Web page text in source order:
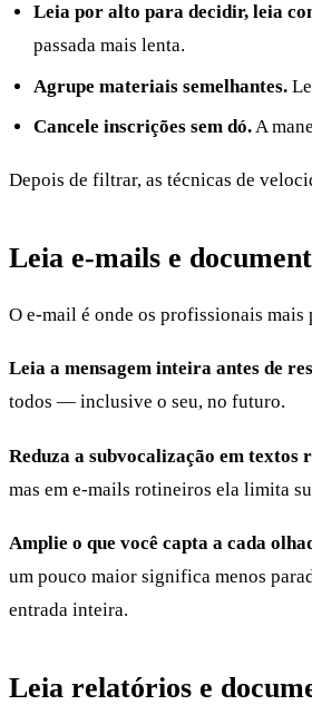
Leia por alto para decidir, leia
passada mais lenta.
Agrupe materiais semelhantes.
Cancele inscrições sem dó.A
Depois de filtrar, as técnicas de
Leia e-mails e
O e-mail é onde os profissionais
Leia a mensagem inteira antes de
todos — inclusive o seu, no futuro.
Reduza a subvocalização em textos
mas em e-mails rotineiros ela limita
Amplie o que você capta a cada
um pouco maior significa menos
entrada inteira.
Leia relatórios e